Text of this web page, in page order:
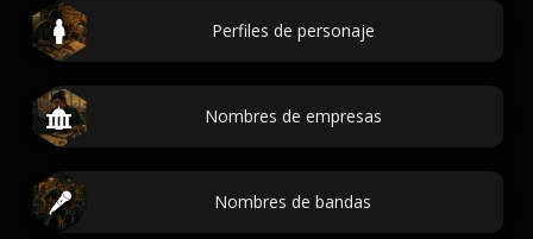
Perfiles de personaje
Nombres de empresas
Nombres de bandas